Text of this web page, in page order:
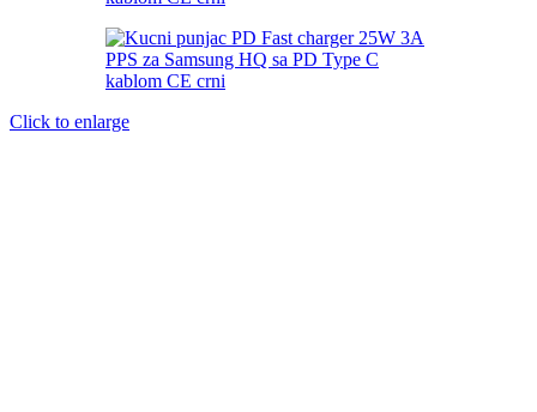
Click to enlarge